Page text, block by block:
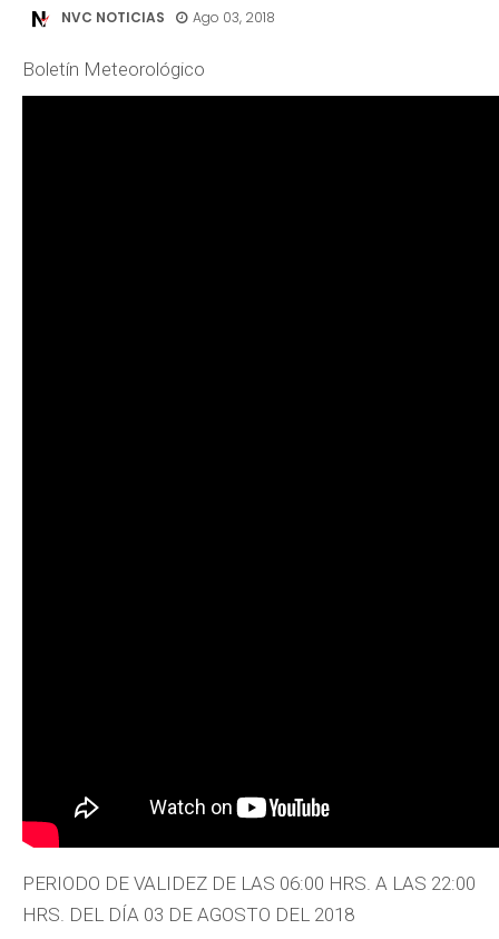
NVC NOTICIAS Ago 03, 2018
Boletín Meteorológico
PERIODO DE VALIDEZ DE LAS 06:00 HRS. A LAS 22:00
HRS. DEL DÍA 03 DE AGOSTO DEL 2018